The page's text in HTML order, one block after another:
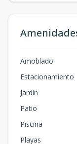
Amoblado
Estacionamiento
Jardín
Patio
Piscina
Playas